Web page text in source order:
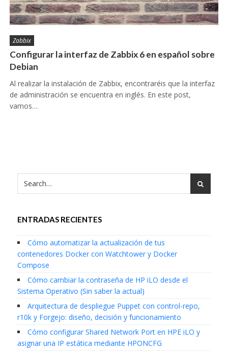
Zabbix
Configurar la interfaz de Zabbix 6 en español sobre
Debian
Al realizar la instalación de Zabbix, encontraréis que la interfaz
de administración se encuentra en inglés. En este post,
vamos…
ENTRADAS RECIENTES
Cómo automatizar la actualización de tus
contenedores Docker con Watchtower y Docker
Compose
Cómo cambiar la contraseña de HP iLO desde el
Sistema Operativo (Sin saber la actual)
Arquitectura de despliegue Puppet con control-repo,
r10k y Forgejo: diseño, decisión y funcionamiento
Cómo configurar Shared Network Port en HPE iLO y
asignar una IP estática mediante HPONCFG